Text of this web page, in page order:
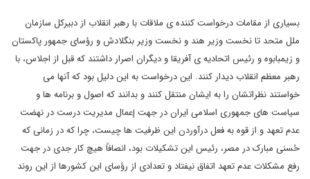
بسیاری از مقامات درخواست کننده ی ملاقات با رهبر انقلاب از دبیرکل سازمان
ملل متحد تا نخست وزیر هند و نخست وزیر بنگلادش و رؤسای جمهور پاکستان
و زیمبابوه و رئیس اتحادیه ی آفریقا و دیگران اصرار داشتند که قبل از اجلاس، با
رهبر معظم انقلاب دیدار کنند. این درخواست به این دلیل بود که آنها می
خواستند نظراتشان را به ایشان منتقل کنند و بدانند که اصول و برنامه ها و
سیاست های جمهوری اسلامی ایران در جهت إعمال مدیریت درست در نهضت
عدم تعهد و از قوه به فعل درآوردن این ظرفیت ها چیست، چرا که در زمانی که
حُسنی مبارک در مصر، رئیس این تشکیلات بود، انصافاً هیچ کار جدی در جهت
رفع مشکلات عدم تعهد اتفاق نیفتاد و تعدادی از رؤسای این کشورها از این روند